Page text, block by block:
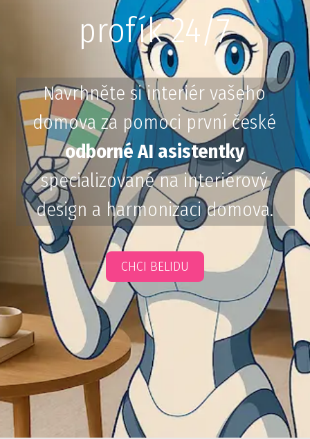
profík 24/7
Navrhněte si interiér vašeho
domova za pomoci první české
odborné AI asistentky
specializované na interiérový
design a harmonizaci domova.
CHCI BELIDU